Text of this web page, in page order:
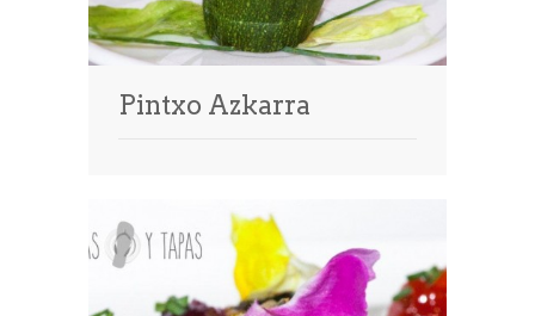
Pintxo Azkarra